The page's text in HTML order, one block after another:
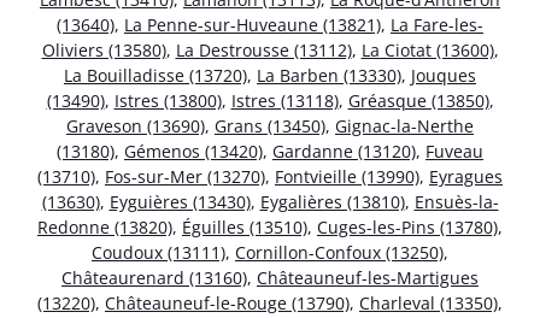
(13640), La Penne-sur-Huveaune (13821), La Fare-les-
Oliviers (13580), La Destrousse (13112), La Ciotat (13600),
La Bouilladisse (13720), La Barben (13330), Jouques
(13490), Istres (13800), Istres (13118), Gréasque (13850),
Graveson (13690), Grans (13450), Gignac-la-Nerthe
(13180), Gémenos (13420), Gardanne (13120), Fuveau
(13710), Fos-sur-Mer (13270), Fontvieille (13990), Eyragues
(13630), Eyguières (13430), Eygalières (13810), Ensuès-la-
Redonne (13820), Éguilles (13510), Cuges-les-Pins (13780),
Coudoux (13111), Cornillon-Confoux (13250),
Châteaurenard (13160), Châteauneuf-les-Martigues
(13220), Châteauneuf-le-Rouge (13790), Charleval (13350),